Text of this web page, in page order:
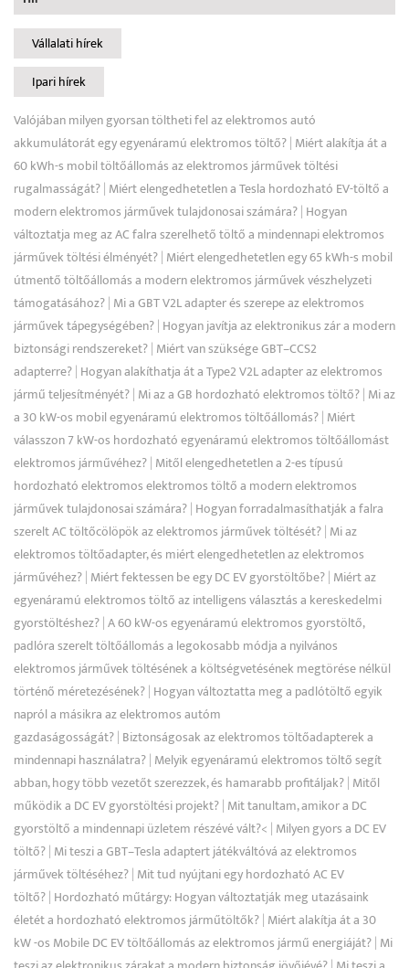
Vállalati hírek
Ipari hírek
Valójában milyen gyorsan töltheti fel az elektromos autó
akkumulátorát egy egyenáramú elektromos töltő?| Miért alakítja át a
60 kWh-s mobil töltőállomás az elektromos járművek töltési
rugalmasságát?| Miért elengedhetetlen a Tesla hordozható EV-töltő a
modern elektromos járművek tulajdonosai számára?| Hogyan
változtatja meg az AC falra szerelhető töltő a mindennapi elektromos
járművek töltési élményét?| Miért elengedhetetlen egy 65 kWh-s mobil
útmentő töltőállomás a modern elektromos járművek vészhelyzeti
támogatásához?| Mi a GBT V2L adapter és szerepe az elektromos
járművek tápegységében?| Hogyan javítja az elektronikus zár a modern
biztonsági rendszereket?| Miért van szüksége GBT–CCS2
adapterre?| Hogyan alakíthatja át a Type2 V2L adapter az elektromos
jármű teljesítményét?| Mi az a GB hordozható elektromos töltő?| Mi az
a 30 kW-os mobil egyenáramú elektromos töltőállomás?| Miért
válasszon 7 kW-os hordozható egyenáramú elektromos töltőállomást
elektromos járművéhez?| Mitől elengedhetetlen a 2-es típusú
hordozható elektromos elektromos töltő a modern elektromos
járművek tulajdonosai számára?| Hogyan forradalmasíthatják a falra
szerelt AC töltőcölöpök az elektromos járművek töltését?| Mi az
elektromos töltőadapter, és miért elengedhetetlen az elektromos
járművéhez?| Miért fektessen be egy DC EV gyorstöltőbe?| Miért az
egyenáramú elektromos töltő az intelligens választás a kereskedelmi
gyorstöltéshez?|A 60 kW-os egyenáramú elektromos gyorstöltő,
padlóra szerelt töltőállomás a legokosabb módja a nyilvános
elektromos járművek töltésének a költségvetésének megtörése nélkül
történő méretezésének?| Hogyan változtatta meg a padlótöltő egyik
napról a másikra az elektromos autóm
gazdaságosságát?| Biztonságosak az elektromos töltőadapterek a
mindennapi használatra?| Melyik egyenáramú elektromos töltő segít
abban, hogy több vezetőt szerezzek, és hamarabb profitáljak?| Mitől
működik a DC EV gyorstöltési projekt?| Mit tanultam, amikor a DC
gyorstöltő a mindennapi üzletem részévé vált?< | Milyen gyors a DC EV
töltő?| Mi teszi a GBT–Tesla adaptert játékváltóvá az elektromos
járművek töltéséhez?| Mit tud nyújtani egy hordozható AC EV
töltő?| Hordozható műtárgy: Hogyan változtatják meg utazásaink
életét a hordozható elektromos járműtöltők?| Miért alakítja át a 30
kW -os Mobile DC EV töltőállomás az elektromos jármű energiáját?| Mi